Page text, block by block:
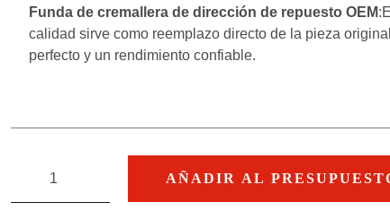
Funda de cremallera de dirección de repuesto OEM
calidad sirve como reemplazo directo de la pieza
perfecto y un rendimiento confiable.
AÑADIR AL